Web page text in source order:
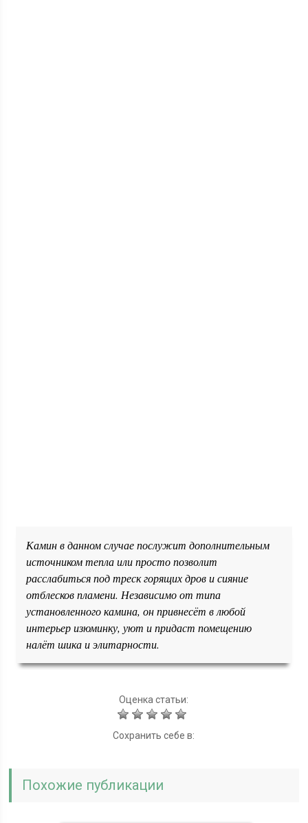
Камин в данном случае послужит дополнительным
источником тепла или просто позволит
расслабиться под треск горящих дров и сияние
отблесков пламени. Независимо от типа
установленного камина, он привнесёт в любой
интерьер изюминку, уют и придаст помещению
налёт шика и элитарности.
Оценка статьи:
Сохранить себе в:
Похожие публикации